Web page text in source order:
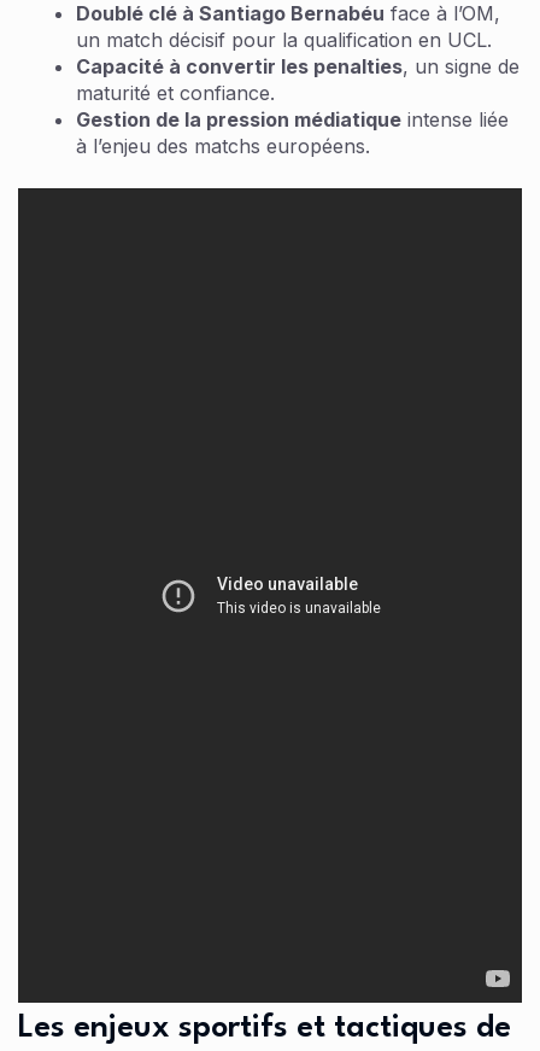
Doublé clé à Santiago Bernabéu face à l’OM,
un match décisif pour la qualification en UCL.
Capacité à convertir les penalties, un signe de
maturité et confiance.
Gestion de la pression médiatique intense liée
à l’enjeu des matchs européens.
Les enjeux sportifs et tactiques de